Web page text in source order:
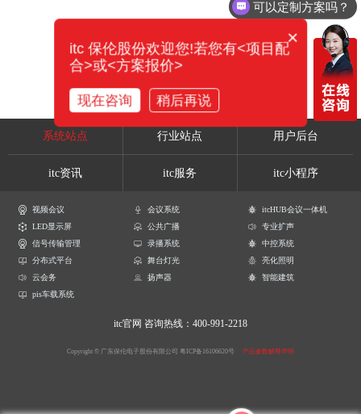
系统站点 行业站点 用户后台
itc资讯 itc服务 itc小程序
视频会议 会议系统
itcHUB会议一体机
LED显示屏
公共广播
专业扩声
信号传输管理
录播系统
中控系统
分布式平台
舞台灯光
亮化照明
云会务
扬声器
智能建筑
pis车载系统
itc官网 咨询热线：400-991-2218
Copyright © 广东保伦电子股份有限公司 粤ICP备16106620号 产品参数解释声明
可以定制方案吗？
×
itc 保伦股份欢迎您!若您有<项目配
合>或<方案报价>
现在咨询 稍后再说